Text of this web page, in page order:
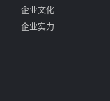
企业文化
企业实力